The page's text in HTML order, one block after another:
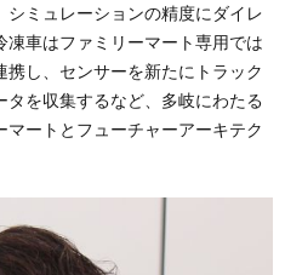
ミュレーションの精度にダイレ
車はファミリーマート専用では
し、センサーを新たにトラック
を収集するなど、多岐にわたる
ートとフューチャーアーキテク